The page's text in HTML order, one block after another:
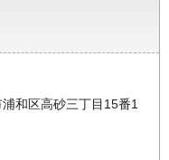
和区高砂三丁目15番1